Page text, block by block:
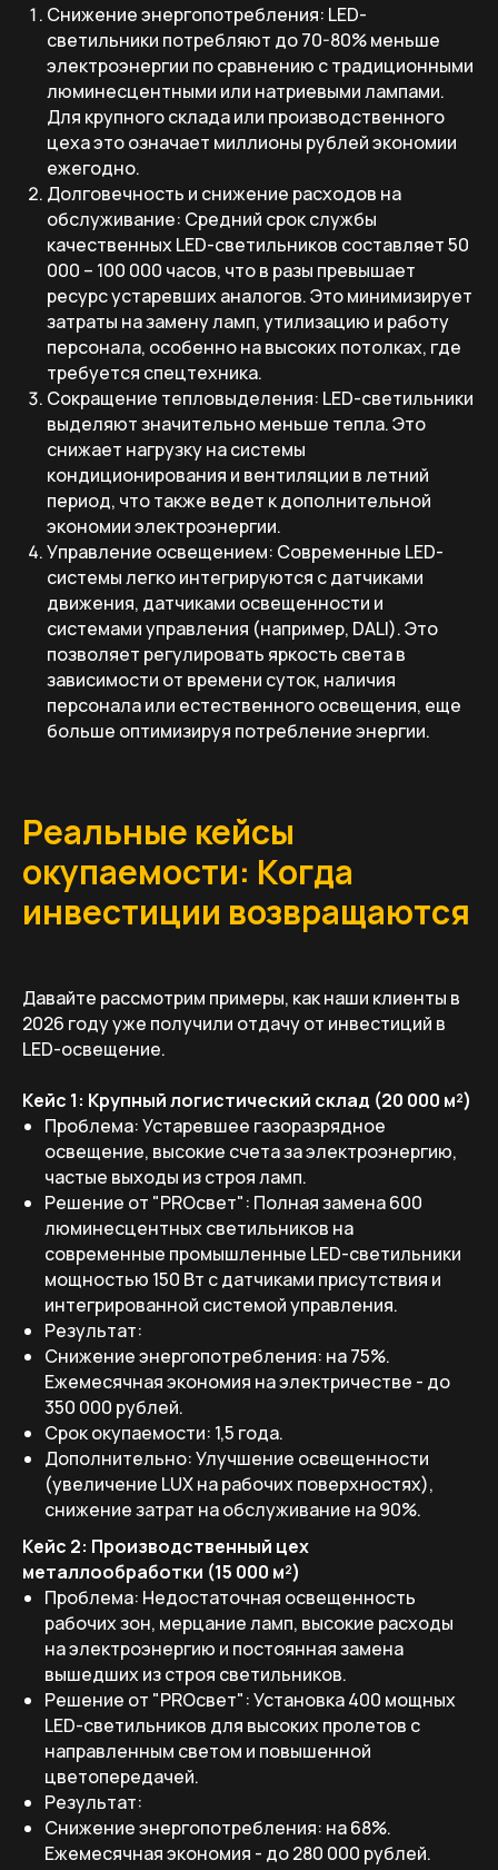
Снижение энергопотребления: LED-
светильники потребляют до 70-80% меньше
электроэнергии по сравнению с традиционными
люминесцентными или натриевыми лампами.
Для крупного склада или производственного
цеха это означает миллионы рублей экономии
ежегодно.
Долговечность и снижение расходов на
обслуживание: Средний срок службы
качественных LED-светильников составляет 50
000 – 100 000 часов, что в разы превышает
ресурс устаревших аналогов. Это минимизирует
затраты на замену ламп, утилизацию и работу
персонала, особенно на высоких потолках, где
требуется спецтехника.
Сокращение тепловыделения: LED-светильники
выделяют значительно меньше тепла. Это
снижает нагрузку на системы
кондиционирования и вентиляции в летний
период, что также ведет к дополнительной
экономии электроэнергии.
Управление освещением: Современные LED-
системы легко интегрируются с датчиками
движения, датчиками освещенности и
системами управления (например, DALI). Это
позволяет регулировать яркость света в
зависимости от времени суток, наличия
персонала или естественного освещения, еще
больше оптимизируя потребление энергии.
Реальные кейсы
окупаемости: Когда
инвестиции возвращаются
Давайте рассмотрим примеры, как наши клиенты в
2026 году уже получили отдачу от инвестиций в
LED-освещение.
Кейс 1: Крупный логистический склад (20 000 м²)
Проблема: Устаревшее газоразрядное
освещение, высокие счета за электроэнергию,
частые выходы из строя ламп.
Решение от "PROсвет": Полная замена 600
люминесцентных светильников на
современные промышленные LED-светильники
мощностью 150 Вт с датчиками присутствия и
интегрированной системой управления.
Результат:
Снижение энергопотребления: на 75%.
Ежемесячная экономия на электричестве - до
350 000 рублей.
Срок окупаемости: 1,5 года.
Дополнительно: Улучшение освещенности
(увеличение LUX на рабочих поверхностях),
снижение затрат на обслуживание на 90%.
Кейс 2: Производственный цех
металлообработки (15 000 м²)
Проблема: Недостаточная освещенность
рабочих зон, мерцание ламп, высокие расходы
на электроэнергию и постоянная замена
вышедших из строя светильников.
Решение от "PROсвет": Установка 400 мощных
LED-светильников для высоких пролетов с
направленным светом и повышенной
цветопередачей.
Результат:
Снижение энергопотребления: на 68%.
Ежемесячная экономия - до 280 000 рублей.